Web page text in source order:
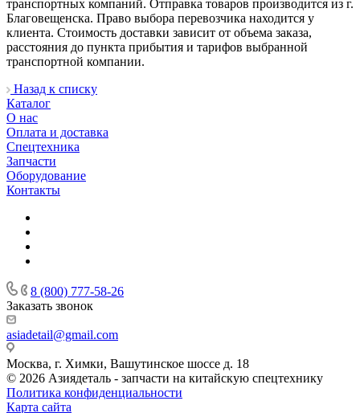
транспортных компаний. Отправка товаров производится из г.
Благовещенска. Право выбора перевозчика находится у
клиента. Стоимость доставки зависит от объема заказа,
расстояния до пункта прибытия и тарифов выбранной
транспортной компании.
Назад к списку
Каталог
О нас
Оплата и доставка
Спецтехника
Запчасти
Оборудование
Контакты
8 (800) 777-58-26
Заказать звонок
asiadetail@gmail.com
Москва, г. Химки, Вашутинское шоссе д. 18
© 2026 Азиядеталь - запчасти на китайскую спецтехнику
Политика конфиденциальности
Карта сайта